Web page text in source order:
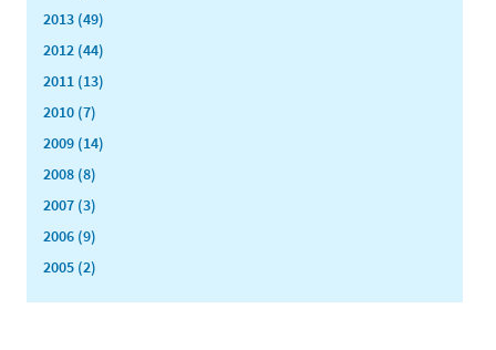
2013 (49)
2012 (44)
2011 (13)
2010 (7)
2009 (14)
2008 (8)
2007 (3)
2006 (9)
2005 (2)